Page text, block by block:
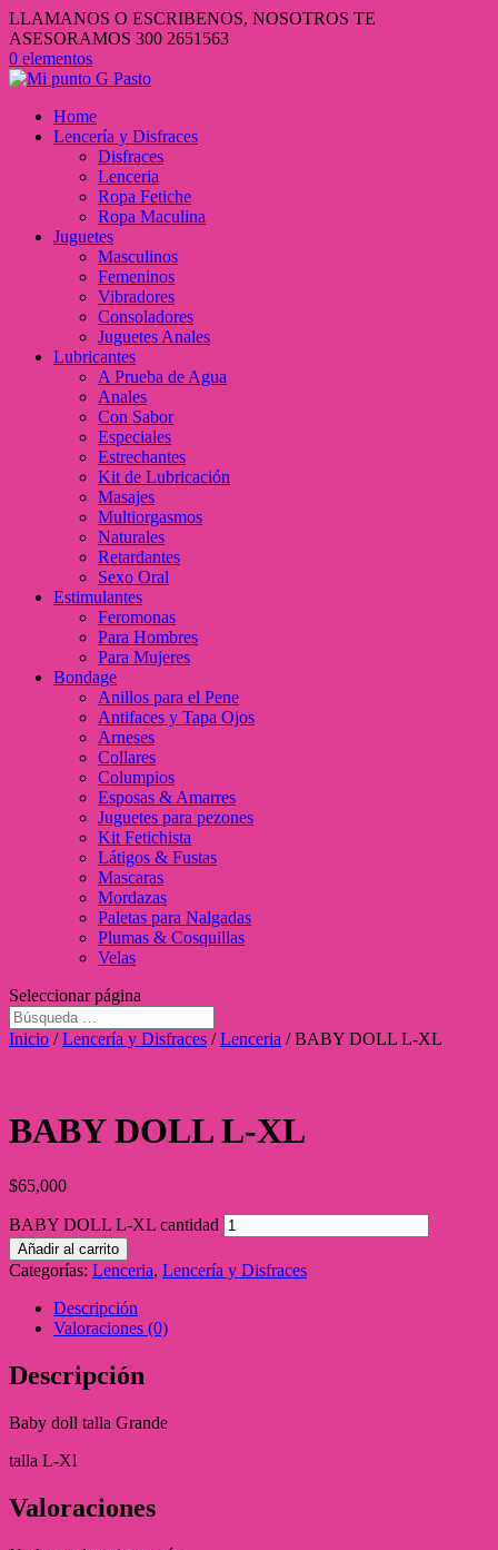
LLAMANOS O ESCRIBENOS, NOSOTROS TE
ASESORAMOS 300 2651563
0 elementos
Home
Lencería y Disfraces
Disfraces
Lenceria
Ropa Fetiche
Ropa Maculina
Juguetes
Masculinos
Femeninos
Vibradores
Consoladores
Juguetes Anales
Lubricantes
A Prueba de Agua
Anales
Con Sabor
Especiales
Estrechantes
Kit de Lubricación
Masajes
Multiorgasmos
Naturales
Retardantes
Sexo Oral
Estimulantes
Feromonas
Para Hombres
Para Mujeres
Bondage
Anillos para el Pene
Antifaces y Tapa Ojos
Arneses
Collares
Columpios
Esposas & Amarres
Juguetes para pezones
Kit Fetichista
Látigos & Fustas
Mascaras
Mordazas
Paletas para Nalgadas
Plumas & Cosquillas
Velas
Seleccionar página
Inicio /Lencería y Disfraces /Lenceria / BABY DOLL L-XL
BABY DOLL L-XL
$65,000
BABY DOLL L-XL cantidad
Añadir al carrito
Categorías: Lenceria, Lencería y Disfraces
Descripción
Valoraciones (0)
Descripción
Baby doll talla Grande
talla L-Xl
Valoraciones